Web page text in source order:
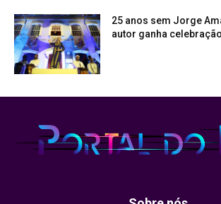
25 anos sem Jorge
autor ganha